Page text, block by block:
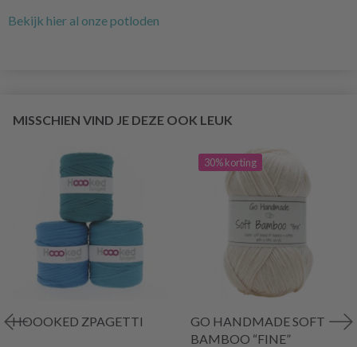
Bekijk hier al onze potloden
MISSCHIEN VIND JE DEZE OOK LEUK
HOOOKED ZPAGETTI
30% korting
GO HANDMADE SOFT
BAMBOO “FINE”